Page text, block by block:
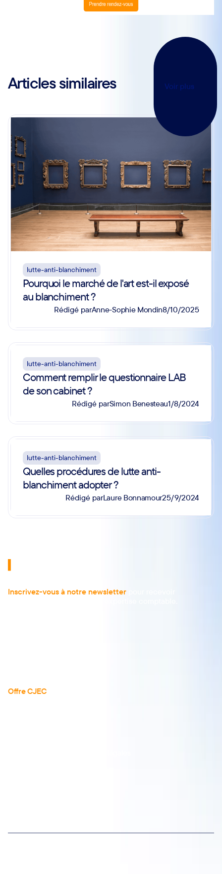
Articles similaires Voir plus
lutte-anti-blanchiment
Pourquoi le marché de l'art est-il exposé
au blanchiment ?
Rédigé parAnne-Sophie Mondin8/10/2025
lutte-anti-blanchiment
Comment remplir le questionnaire LAB
de son cabinet ?
Rédigé parSimon Benesteau1/8/2024
lutte-anti-blanchiment
Quelles procédures de lutte anti-
blanchiment adopter ?
Rédigé parLaure Bonnamour25/9/2024
Inscrivez-vous à notre newsletter
Offre CJEC